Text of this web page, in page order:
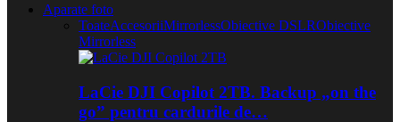
Aparate foto
ToateAccesoriiMirrorlessObiective DSLRObiective
Mirrorless
LaCie DJI Copilot 2TB. Backup „on the
go” pentru cardurile de…